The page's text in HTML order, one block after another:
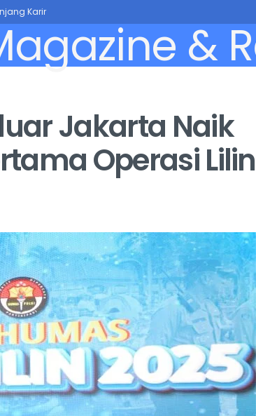
Karir
Jakarta Naik
Operasi Lilin